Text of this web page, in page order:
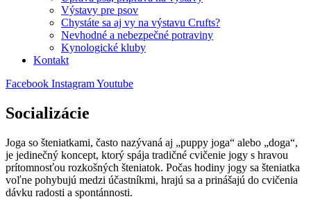
Výstavy pre psov
Chystáte sa aj vy na výstavu Crufts?
Nevhodné a nebezpečné potraviny
Kynologické kluby
Kontakt
Facebook InstagramYoutube
Socializácie
Joga so šteniatkami, často nazývaná aj „puppy joga“ alebo „doga“,
je jedinečný koncept, ktorý spája tradičné cvičenie jogy s hravou
prítomnosťou rozkošných šteniatok. Počas hodiny jogy sa šteniatka
voľne pohybujú medzi účastníkmi, hrajú sa a prinášajú do cvičenia
dávku radosti a spontánnosti.